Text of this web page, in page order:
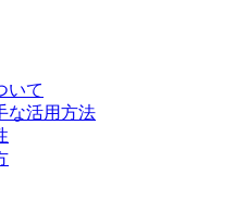
いて
な活用方法